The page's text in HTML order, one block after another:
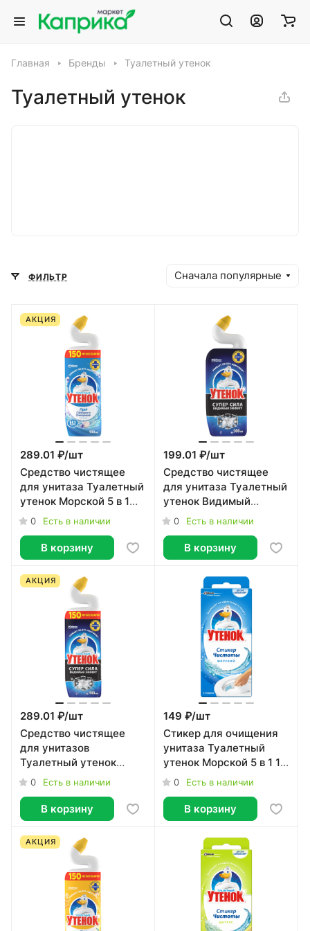
Главная Бренды Туалетный утенок
Туалетный утенок
ФИЛЬТР Сначала популярные
АКЦИЯ
289.01 ₽/шт
Средство чистящее
для унитаза Туалетный
утенок Морской 5 в 1
900 мл
0 Есть в наличии
В корзину
199.01 ₽/шт
Средство чистящее
для унитаза Туалетный
утенок Видимый
эффект 500 мл
0 Есть в наличии
В корзину
АКЦИЯ
289.01 ₽/шт
Средство чистящее
для унитазов
Туалетный утенок
Видимый эффект 900
0 Есть в наличии
В корзину
149 ₽/шт
Стикер для очищения
унитаза Туалетный
утенок Морской 5 в 1 10
г (3 штуки)
0 Есть в наличии
В корзину
АКЦИЯ